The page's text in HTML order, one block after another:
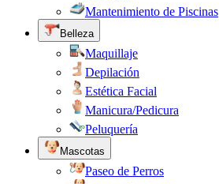
Mantenimiento de Piscinas
Belleza
Maquillaje
Depilación
Estética Facial
Manicura/Pedicura
Peluquería
Mascotas
Paseo de Perros